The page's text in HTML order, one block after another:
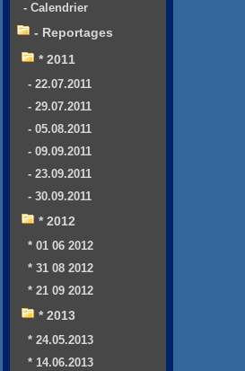
- Calendrier
- Reportages
* 2011
- 22.07.2011
- 29.07.2011
- 05.08.2011
- 09.09.2011
- 23.09.2011
- 30.09.2011
* 2012
* 01 06 2012
* 31 08 2012
* 21 09 2012
* 2013
* 24.05.2013
* 14.06.2013